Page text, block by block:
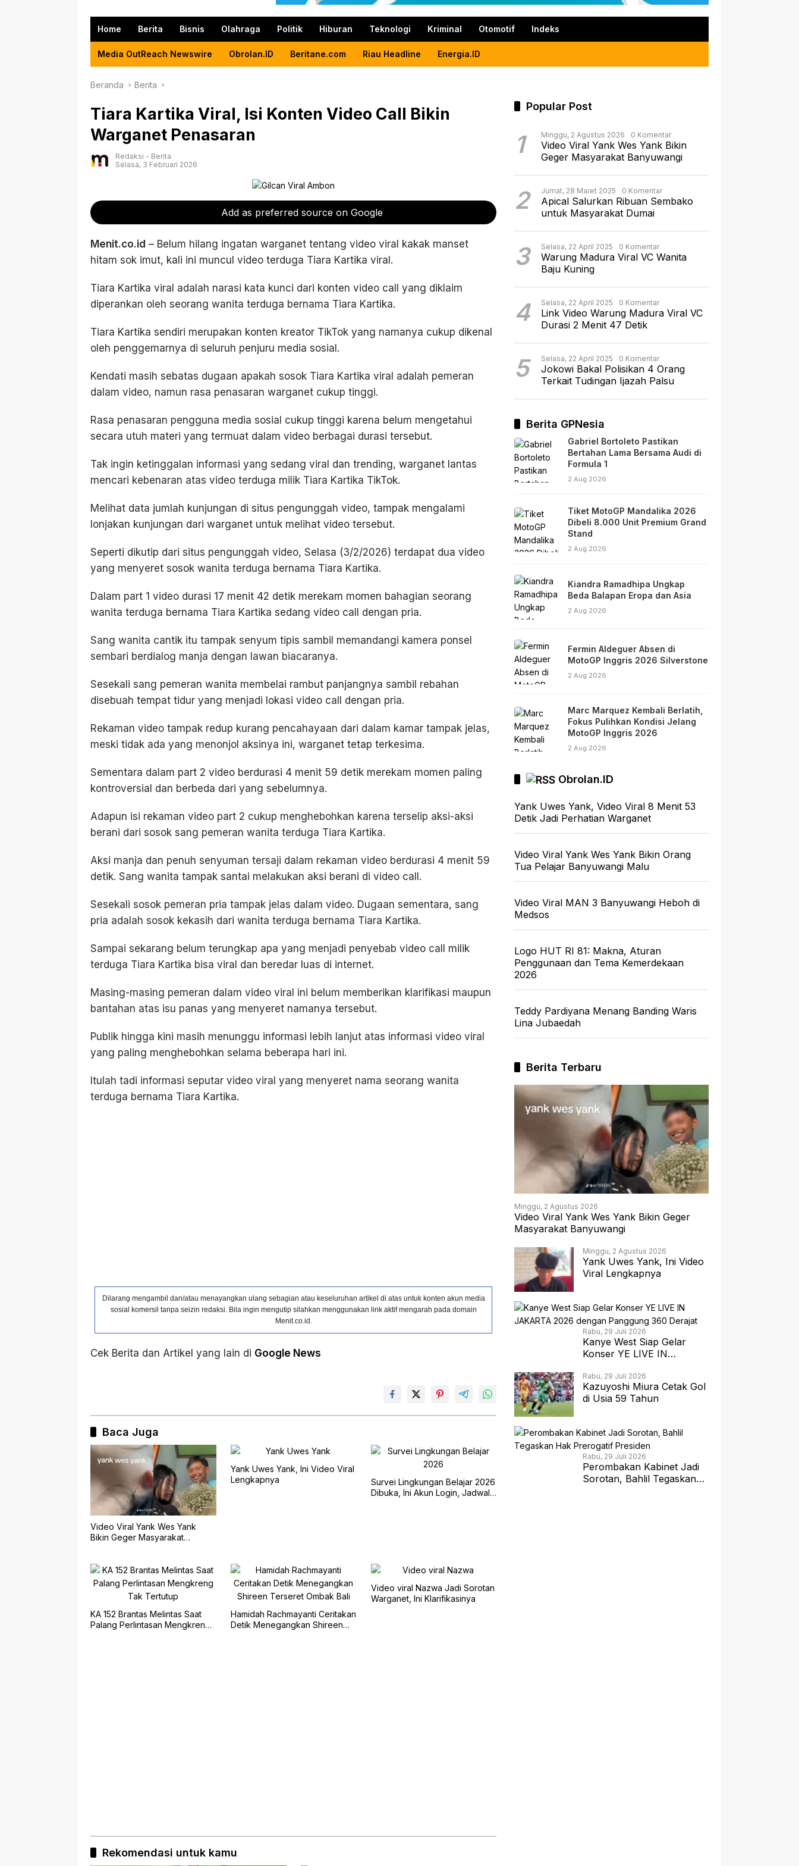
Home Berita Bisnis Olahraga Politik Hiburan Teknologi Kriminal Otomotif Indeks
Media OutReach Newswire Obrolan.ID Beritane.com Riau Headline Energia.ID
Beranda Berita
Tiara Kartika Viral, Isi Konten Video Call Bikin
Warganet Penasaran
Redaksi - Berita
Selasa, 3 Februari 2026
Add as preferred source on Google
Menit.co.id – Belum hilang ingatan warganet tentang video viral kakak manset
hitam sok imut, kali ini muncul video terduga Tiara Kartika viral.
Tiara Kartika viral adalah narasi kata kunci dari konten video call yang diklaim
diperankan oleh seorang wanita terduga bernama Tiara Kartika.
Tiara Kartika sendiri merupakan konten kreator TikTok yang namanya cukup dikenal
oleh penggemarnya di seluruh penjuru media sosial.
Kendati masih sebatas dugaan apakah sosok Tiara Kartika viral adalah pemeran
dalam video, namun rasa penasaran warganet cukup tinggi.
Rasa penasaran pengguna media sosial cukup tinggi karena belum mengetahui
secara utuh materi yang termuat dalam video berbagai durasi tersebut.
Tak ingin ketinggalan informasi yang sedang viral dan trending, warganet lantas
mencari kebenaran atas video terduga milik Tiara Kartika TikTok.
Melihat data jumlah kunjungan di situs pengunggah video, tampak mengalami
lonjakan kunjungan dari warganet untuk melihat video tersebut.
Seperti dikutip dari situs pengunggah video, Selasa (3/2/2026) terdapat dua video
yang menyeret sosok wanita terduga bernama Tiara Kartika.
Dalam part 1 video durasi 17 menit 42 detik merekam momen bahagian seorang
wanita terduga bernama Tiara Kartika sedang video call dengan pria.
Sang wanita cantik itu tampak senyum tipis sambil memandangi kamera ponsel
sembari berdialog manja dengan lawan biacaranya.
Sesekali sang pemeran wanita membelai rambut panjangnya sambil rebahan
disebuah tempat tidur yang menjadi lokasi video call dengan pria.
Rekaman video tampak redup kurang pencahayaan dari dalam kamar tampak jelas,
meski tidak ada yang menonjol aksinya ini, warganet tetap terkesima.
Sementara dalam part 2 video berdurasi 4 menit 59 detik merekam momen paling
kontroversial dan berbeda dari yang sebelumnya.
Adapun isi rekaman video part 2 cukup menghebohkan karena terselip aksi-aksi
berani dari sosok sang pemeran wanita terduga Tiara Kartika.
Aksi manja dan penuh senyuman tersaji dalam rekaman video berdurasi 4 menit 59
detik. Sang wanita tampak santai melakukan aksi berani di video call.
Sesekali sosok pemeran pria tampak jelas dalam video. Dugaan sementara, sang
pria adalah sosok kekasih dari wanita terduga bernama Tiara Kartika.
Sampai sekarang belum terungkap apa yang menjadi penyebab video call milik
terduga Tiara Kartika bisa viral dan beredar luas di internet.
Masing-masing pemeran dalam video viral ini belum memberikan klarifikasi maupun
bantahan atas isu panas yang menyeret namanya tersebut.
Publik hingga kini masih menunggu informasi lebih lanjut atas informasi video viral
yang paling menghebohkan selama beberapa hari ini.
Itulah tadi informasi seputar video viral yang menyeret nama seorang wanita
terduga bernama Tiara Kartika.
Dilarang mengambil dan/atau menayangkan ulang sebagian atau keseluruhan artikel di atas untuk konten akun media
sosial komersil tanpa seizin redaksi. Bila ingin mengutip silahkan menggunakan link aktif mengarah pada domain
Menit.co.id.
Cek Berita dan Artikel yang lain di Google News
Baca Juga
Video Viral Yank Wes Yank
Bikin Geger Masyarakat
Yank Uwes Yank, Ini Video Viral
Lengkapnya
Survei Lingkungan Belajar 2026
Dibuka, Ini Akun Login, Jadwal,
KA 152 Brantas Melintas Saat
Palang Perlintasan Mengkreng
Hamidah Rachmayanti Ceritakan
Detik Menegangkan Shireen
Video viral Nazwa Jadi Sorotan
Warganet, Ini Klarifikasinya
Rekomendasi untuk kamu
Popular Post
1 Minggu, 2 Agustus 2026 0 Komentar
Video Viral Yank Wes Yank Bikin
Geger Masyarakat Banyuwangi
2 Jumat, 28 Maret 2025 0 Komentar
Apical Salurkan Ribuan Sembako
untuk Masyarakat Dumai
3 Selasa, 22 April 2025 0 Komentar
Warung Madura Viral VC Wanita
Baju Kuning
4 Selasa, 22 April 2025 0 Komentar
Link Video Warung Madura Viral VC
Durasi 2 Menit 47 Detik
5 Selasa, 22 April 2025 0 Komentar
Jokowi Bakal Polisikan 4 Orang
Terkait Tudingan Ijazah Palsu
Berita GPNesia
Gabriel Bortoleto Pastikan
Bertahan Lama Bersama Audi di
Formula 1
2 Aug 2026
Tiket MotoGP Mandalika 2026
Dibeli 8.000 Unit Premium Grand
Stand
2 Aug 2026
Kiandra Ramadhipa Ungkap
Beda Balapan Eropa dan Asia
2 Aug 2026
Fermin Aldeguer Absen di
MotoGP Inggris 2026 Silverstone
2 Aug 2026
Marc Marquez Kembali Berlatih,
Fokus Pulihkan Kondisi Jelang
MotoGP Inggris 2026
2 Aug 2026
Obrolan.ID
Yank Uwes Yank, Video Viral 8 Menit 53
Detik Jadi Perhatian Warganet
Video Viral Yank Wes Yank Bikin Orang
Tua Pelajar Banyuwangi Malu
Video Viral MAN 3 Banyuwangi Heboh di
Medsos
Logo HUT RI 81: Makna, Aturan
Penggunaan dan Tema Kemerdekaan
2026
Teddy Pardiyana Menang Banding Waris
Lina Jubaedah
Berita Terbaru
Minggu, 2 Agustus 2026
Video Viral Yank Wes Yank Bikin Geger
Masyarakat Banyuwangi
Minggu, 2 Agustus 2026
Yank Uwes Yank, Ini Video
Viral Lengkapnya
Rabu, 29 Juli 2026
Kanye West Siap Gelar
Konser YE LIVE IN
Panggung 360 Derajat
Rabu, 29 Juli 2026
Kazuyoshi Miura Cetak Gol
di Usia 59 Tahun
Rabu, 29 Juli 2026
Perombakan Kabinet Jadi
Sorotan, Bahlil Tegaskan